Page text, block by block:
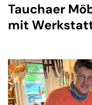
Tauchaer
mit